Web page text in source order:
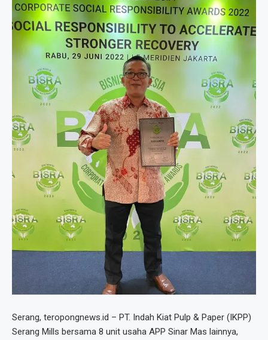
Serang, teropongnews.id – PT. Indah Kiat Pulp & Paper (IKPP)
Serang Mills bersama 8 unit usaha APP Sinar Mas lainnya,